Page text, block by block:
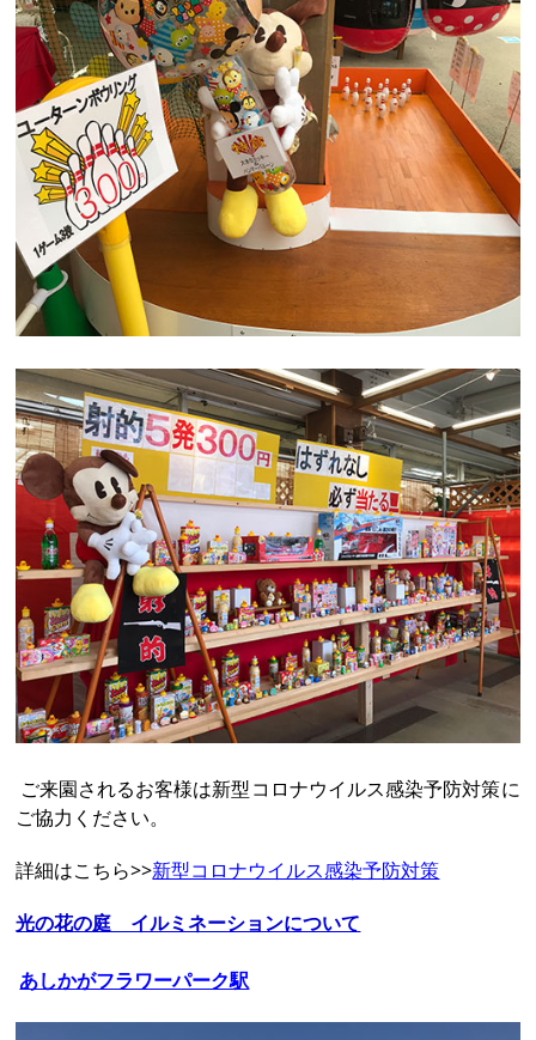
ご来園されるお客様は新型コロナウイルス感染予防対策に
ご協力ください。
詳細はこちら>>新型コロナウイルス感染予防対策
光の花の庭 イルミネーションについて
あしかがフラワーパーク駅